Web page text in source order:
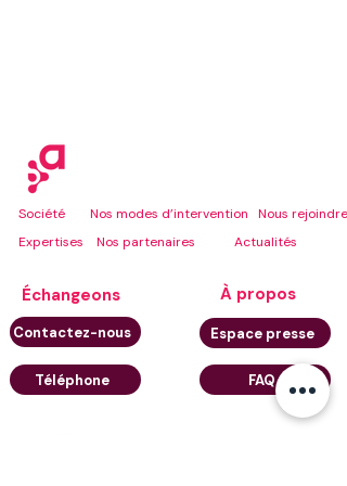
Société Nos modes d’intervention
Nous rejoindre
Expertises
Nos partenaires Actualités
Échangeons
Contactez-nous
Téléphone
À propos
Espace presse
FAQ